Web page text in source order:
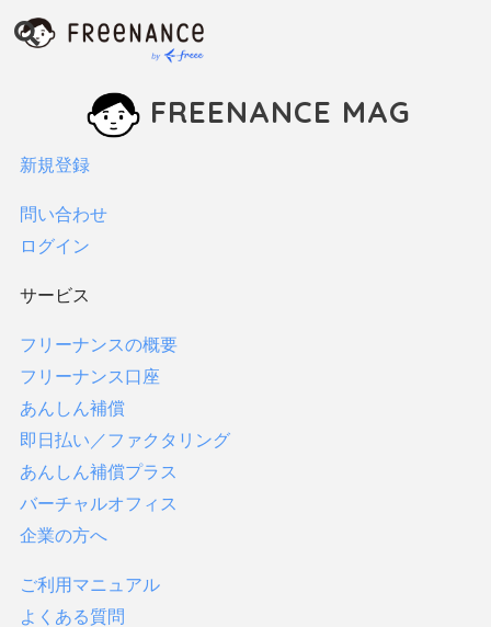
FREENANCE MAG
新規登録
問い合わせ
ログイン
サービス
フリーナンスの概要
フリーナンス口座
あんしん補償
即日払い／ファクタリング
あんしん補償プラス
バーチャルオフィス
企業の方へ
ご利用マニュアル
よくある質問
インタビュー
ファクタリング
税金・確定申告
貯金
フリーランス向け支援制度
フリーランスコラム
法律
サービス
フリーナンスの概要
フリーナンス口座
あんしん補償
即日払い／ファクタリング
あんしん補償プラス